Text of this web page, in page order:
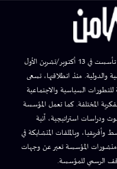
مؤسسة إعلامية وبحثية مستقلة ماليًا وإداريًا، تأسست في 13 أكتوبر/تشرين الأول
والدولية. منذ انطلاقتها، تسعى
السياسية والاجتماعية
المختلفة. كما تعمل المؤسسة
ودراسات استراتيجية، آنية
وبالملفات المتشابكة في
في منشورات المؤسسة تعبر عن وجهات
الرسمي للمؤسسة.